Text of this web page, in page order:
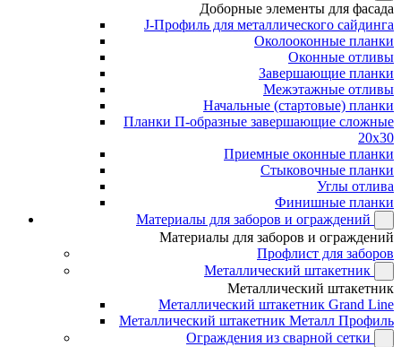
Доборные элементы для фасада
J-Профиль для металлического сайдинга
Околооконные планки
Оконные отливы
Завершающие планки
Межэтажные отливы
Начальные (стартовые) планки
Планки П-образные завершающие сложные
20x30
Приемные оконные планки
Стыковочные планки
Углы отлива
Финишные планки
Материалы для заборов и ограждений
Материалы для заборов и ограждений
Профлист для заборов
Металлический штакетник
Металлический штакетник
Металлический штакетник Grand Line
Металлический штакетник Металл Профиль
Ограждения из сварной сетки